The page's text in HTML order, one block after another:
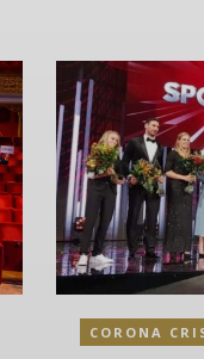
CORONA